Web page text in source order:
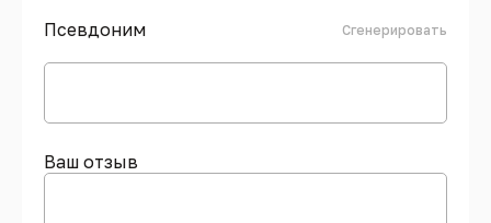
Псевдоним Сгенерировать
Ваш отзыв